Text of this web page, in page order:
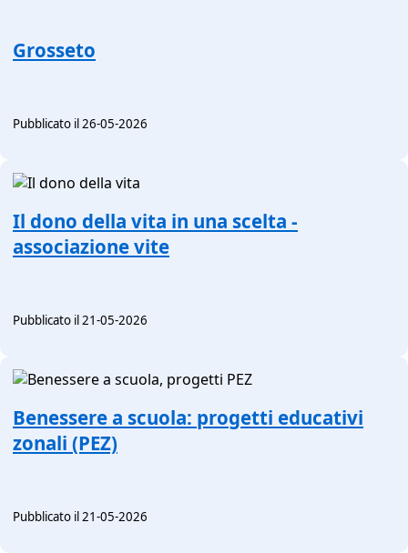
Grosseto
Pubblicato il 26-05-2026
Il dono della vita in una scelta -
associazione vite
Pubblicato il 21-05-2026
Benessere a scuola: progetti educativi
zonali (PEZ)
Pubblicato il 21-05-2026